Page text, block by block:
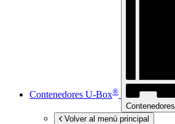
Contenedores U-Box®
Contenedores
Volver al menú principal